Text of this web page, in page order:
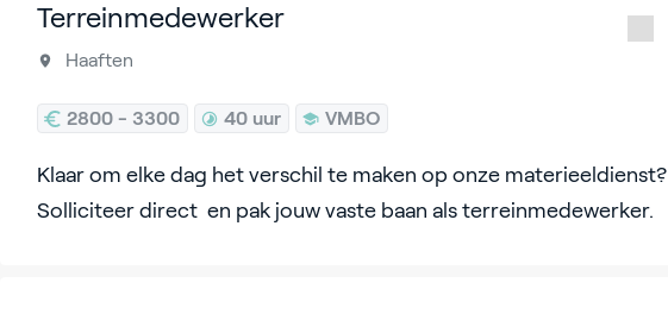
Terreinmedewerker
Haaften
2800 - 3300 40 uur VMBO
Klaar om elke dag het verschil te maken op onze materieeldienst?
Solliciteer direct en pak jouw vaste baan als terreinmedewerker.